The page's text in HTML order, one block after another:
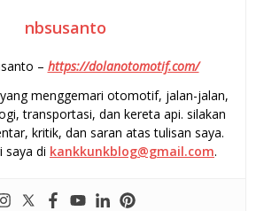
nbsusanto
– https://dolanotomotif.com/
menggemari otomotif, jalan-jalan,
transportasi, dan kereta api. silakan
kritik, dan saran atas tulisan saya.
saya di kankkunkblog@gmail.com.